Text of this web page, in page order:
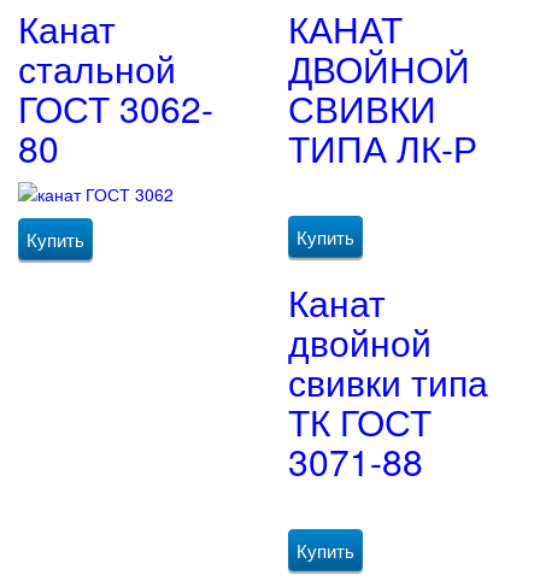
Канат
стальной
ГОСТ 3062-
80
Купить
КАНАТ
ДВОЙНОЙ
СВИВКИ
ТИПА ЛК-Р
Купить
Канат
двойной
свивки типа
ТК ГОСТ
3071-88
Купить